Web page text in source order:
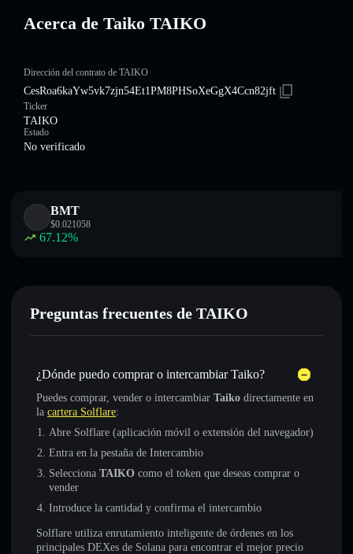
Acerca de Taiko TAIKO
Dirección del contrato de TAIKO
CesRoa6kaYw5vk7zjn54Et1PM8PHSoXeGgX4Ccn82jft
Ticker
TAIKO
Estado
No verificado
BMT
$0.021058
67.12%
Preguntas frecuentes de TAIKO
¿Dónde puedo comprar o intercambiar Taiko?
Puedes comprar, vender o intercambiar Taiko directamente en
la cartera Solflare:
Abre Solflare (aplicación móvil o extensión del navegador)
Entra en la pestaña de Intercambio
Selecciona TAIKO como el token que deseas comprar o
vender
Introduce la cantidad y confirma el intercambio
Solflare utiliza enrutamiento inteligente de órdenes en los
principales DEXes de Solana para encontrar el mejor precio